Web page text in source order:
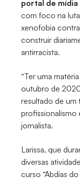
portal de
com foco na
xenofobia
construir
antirracista.
“Ter uma
outubro de
resultado de
profissionalismo
jornalista.
Larissa, que
diversas
curso “Abdias